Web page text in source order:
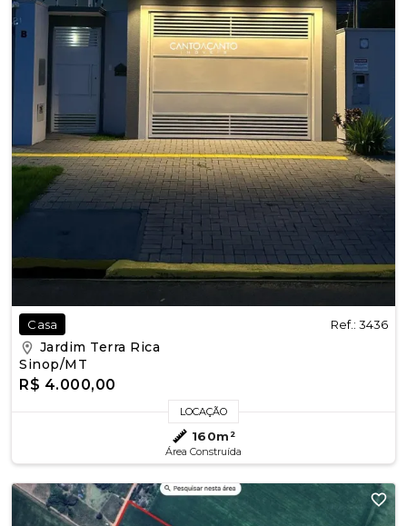
Casa Ref.: 3436
Jardim Terra Rica
Sinop/MT
R$ 4.000,00
LOCAÇÃO
160m²
Área Construída